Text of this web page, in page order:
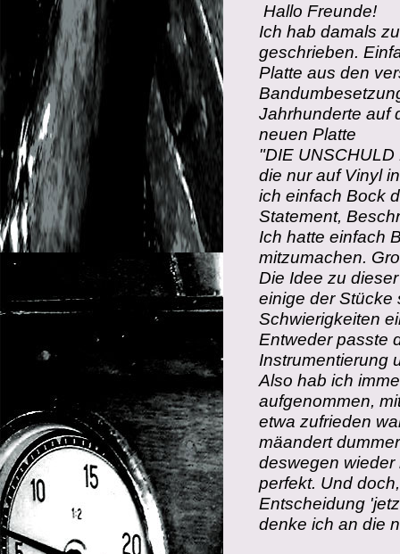
Hallo Freunde!
Ich hab damals
geschrieben.
Platte aus den
Jahrhunderte auf
neuen Platte
"DIE
die nur auf Vinyl
ich einfach Bock
Statement,
Ich hatte einfach
mitzumachen.
Die Idee zu
einige der Stücke
Schwierigkeiten
Entweder passte
Instrumentierung
Also hab ich
aufgenommen,
etwa zufrieden
mäandert
deswegen wieder
perfekt. Und
Entscheidung
denke ich an die